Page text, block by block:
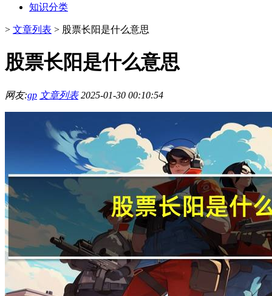
知识分类
> 文章列表 > 股票长阳是什么意思
股票长阳是什么意思
网友:gp 文章列表 2025-01-30 00:10:54